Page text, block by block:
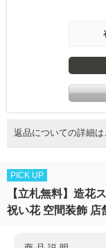
返品についての詳細は
PICK UP
【立札無料】造花
祝い花 空間装飾